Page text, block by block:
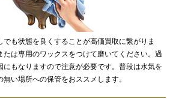
でも状態を良くすることが高価買取に繋がりま
たは専用のワックスをつけて磨いてください。過
にもなりますので注意が必要です。普段は水気を
い場所への保管をおススメします。